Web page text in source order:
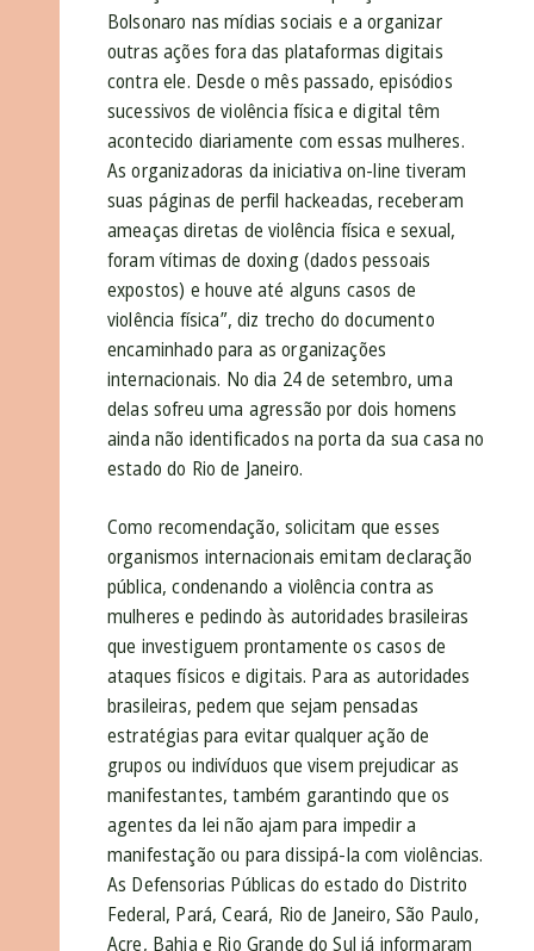
Bolsonaro nas mídias sociais e a organizar
outras ações fora das plataformas digitais
contra ele. Desde o mês passado, episódios
sucessivos de violência física e digital têm
acontecido diariamente com essas mulheres.
As organizadoras da iniciativa on-line tiveram
suas páginas de perfil hackeadas, receberam
ameaças diretas de violência física e sexual,
foram vítimas de doxing (dados pessoais
expostos) e houve até alguns casos de
violência física”, diz trecho do documento
encaminhado para as organizações
internacionais. No dia 24 de setembro, uma
delas sofreu uma agressão por dois homens
ainda não identificados na porta da sua casa no
estado do Rio de Janeiro.
Como recomendação, solicitam que esses
organismos internacionais emitam declaração
pública, condenando a violência contra as
mulheres e pedindo às autoridades brasileiras
que investiguem prontamente os casos de
ataques físicos e digitais. Para as autoridades
brasileiras, pedem que sejam pensadas
estratégias para evitar qualquer ação de
grupos ou indivíduos que visem prejudicar as
manifestantes, também garantindo que os
agentes da lei não ajam para impedir a
manifestação ou para dissipá-la com violências.
As Defensorias Públicas do estado do Distrito
Federal, Pará, Ceará, Rio de Janeiro, São Paulo,
Acre, Bahia e Rio Grande do Sul já informaram